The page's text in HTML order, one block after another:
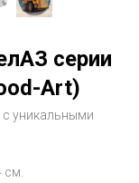
серии
Art)
с уникальными